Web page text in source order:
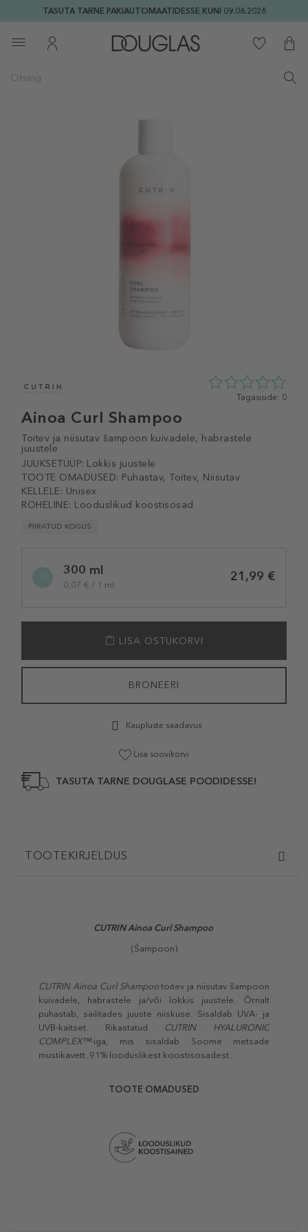
TASUTA TARNE PAKIAUTOMAATIDESSE KUNI 09.08.2026
Ainoa Curl Shampoo
Toitev ja niisutav šampoon kuivadele, habrastele
juustele
JUUKSETÜÜP: Lokkis juustele
TOOTE OMADUSED: Puhastav, Toitev, Niisutav
KELLELE: Unisex
ROHELINE: Looduslikud koostisosad
PIIRATUD KOGUS
0
tagasisidest
Tagasiside: 0
variation300 ml
0,07 € / 1 ml
21,99 €
LISA OSTUKORVI
BRONEERI
Kaupluste saadavus
Lisa soovikorvi
TASUTA TARNE DOUGLASE POODIDESSE!
TOOTEKIRJELDUS
CUTRIN Ainoa Curl Shampoo
(Šampoon)
CUTRIN Ainoa Curl Shampoo toitev ja niisutav šampoon
kuivadele, habrastele ja/või lokkis juustele. Õrnalt
puhastab, säilitades juuste niiskuse. Sisaldab UVA- ja
UVB-kaitset. Rikastatud
CUTRIN HYALURONIC
COMPLEX™-iga, mis sisaldab Soome metsade
mustikavett. 91% looduslikest koostisosadest.
TOOTE OMADUSED